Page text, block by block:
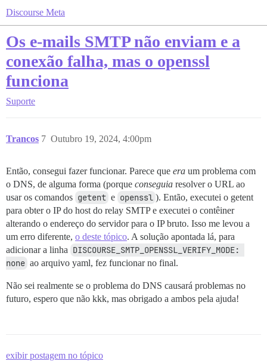
Discourse Meta
Os e-mails SMTP não enviam e a
conexão falha, mas o openssl
funciona
Suporte
Trancos Outubro 19, 2024, 4:00pm
7
Então, consegui fazer funcionar. Parece que era um problema com
o DNS, de alguma forma (porque conseguia resolver o URL ao
usar os comandos getent e openssl ). Então, executei o getent
para obter o IP do host do relay SMTP e executei o contêiner
alterando o endereço do servidor para o IP bruto. Isso me levou a
um erro diferente, o deste tópico. A solução apontada lá, para
adicionar a linha DISCOURSE_SMTP_OPENSSL_VERIFY_MODE:
none ao arquivo yaml, fez funcionar no final.
Não sei realmente se o problema do DNS causará problemas no
futuro, espero que não kkk, mas obrigado a ambos pela ajuda!
exibir postagem no tópico